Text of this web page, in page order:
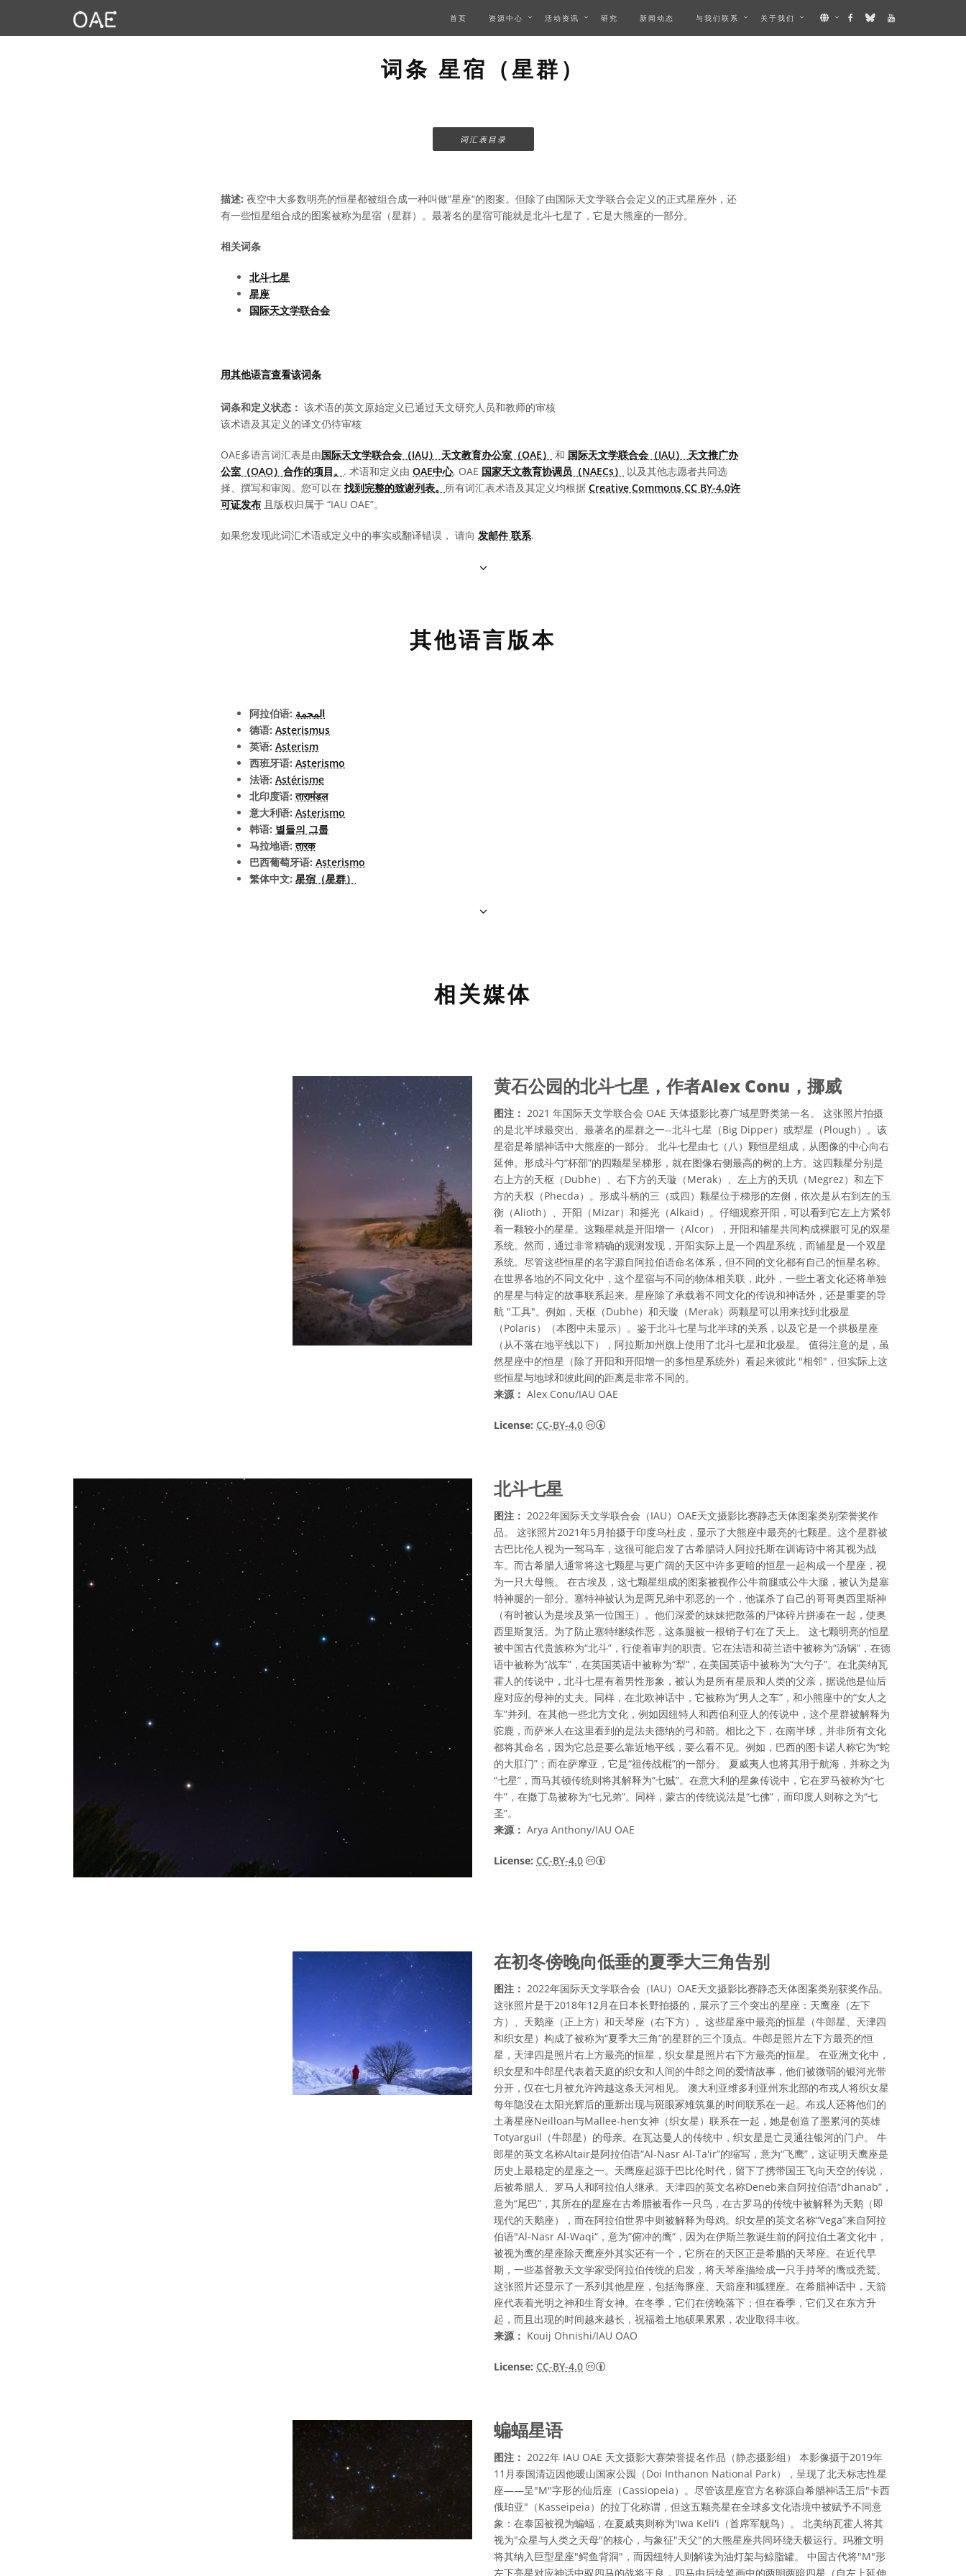
首页 资源中心 活动资讯 研究 新闻动态 与我们联系 关于我们
词条 星宿（星群）
词汇表目录
描述: 夜空中大多数明亮的恒星都被组合成一种叫做”星座“的图案。但除了由国际天文学联合会定义的正式星座外，还
有一些恒星组合成的图案被称为星宿（星群）。最著名的星宿可能就是北斗七星了，它是大熊座的一部分。
相关词条
北斗七星
星座
国际天文学联合会
用其他语言查看该词条
词条和定义状态： 该术语的英文原始定义已通过天文研究人员和教师的审核
该术语及其定义的译文仍待审核
OAE多语言词汇表是由国际天文学联合会（IAU） 天文教育办公室（OAE） 和 国际天文学联合会（IAU） 天文推广办
公室（OAO）合作的项目。 . 术语和定义由 OAE中心, OAE 国家天文教育协调员（NAECs）
以及其他志愿者共同选
择、撰写和审阅。您可以在 找到完整的致谢列表。 所有词汇表术语及其定义均根据 Creative Commons CC BY-4.0许
可证发布 且版权归属于 “IAU OAE”。
如果您发现此词汇术语或定义中的事实或翻译错误， 请向 发邮件 联系.
其他语言版本
阿拉伯语: المجمة
德语: Asterismus
英语: Asterism
西班牙语: Asterismo
法语: Astérisme
北印度语:तारामंडल
意大利语: Asterismo
韩语: 별들의 그룹
马拉地语:तारक
巴西葡萄牙语: Asterismo
繁体中文: 星宿（星群）
相关媒体
黄石公园的北斗七星，作者Alex Conu，挪威
图注： 2021 年国际天文学联合会 OAE 天体摄影比赛广域星野类第一名。 这张照片拍摄
的是北半球最突出、最著名的星群之一--北斗七星（Big Dipper）或犁星（Plough）。该
星宿是希腊神话中大熊座的一部分。 北斗七星由七（八）颗恒星组成，从图像的中心向右
延伸。形成斗勺“杯部”的四颗星呈梯形，就在图像右侧最高的树的上方。这四颗星分别是
右上方的天枢（Dubhe）、右下方的天璇（Merak）、左上方的天玑（Megrez）和左下
方的天权（Phecda）。形成斗柄的三（或四）颗星位于梯形的左侧，依次是从右到左的玉
衡（Alioth）、开阳（Mizar）和摇光（Alkaid）。仔细观察开阳，可以看到它左上方紧邻
着一颗较小的星星。这颗星就是开阳增一（Alcor），开阳和辅星共同构成裸眼可见的双星
系统。然而，通过非常精确的观测发现，开阳实际上是一个四星系统，而辅星是一个双星
系统。尽管这些恒星的名字源自阿拉伯语命名体系，但不同的文化都有自己的恒星名称。
在世界各地的不同文化中，这个星宿与不同的物体相关联，此外，一些土著文化还将单独
的星星与特定的故事联系起来。星座除了承载着不同文化的传说和神话外，还是重要的导
航 "工具"。例如，天枢（Dubhe）和天璇（Merak）两颗星可以用来找到北极星
（Polaris）（本图中未显示）。鉴于北斗七星与北半球的关系，以及它是一个拱极星座
（从不落在地平线以下），阿拉斯加州旗上使用了北斗七星和北极星。 值得注意的是，虽
然星座中的恒星（除了开阳和开阳增一的多恒星系统外）看起来彼此 "相邻"，但实际上这
些恒星与地球和彼此间的距离是非常不同的。
来源： Alex Conu/IAU OAE
License: CC-BY-4.0 知识共享许可协议 署名 4.0 国际 (CC BY 4.0) 图标
北斗七星
图注： 2022年国际天文学联合会（IAU）OAE天文摄影比赛静态天体图案类别荣誉奖作
品。 这张照片2021年5月拍摄于印度乌杜皮，显示了大熊座中最亮的七颗星。这个星群被
古巴比伦人视为一驾马车，这很可能启发了古希腊诗人阿拉托斯在训诲诗中将其视为战
车。而古希腊人通常将这七颗星与更广阔的天区中许多更暗的恒星一起构成一个星座，视
为一只大母熊。 在古埃及，这七颗星组成的图案被视作公牛前腿或公牛大腿，被认为是塞
特神腿的一部分。塞特神被认为是两兄弟中邪恶的一个，他谋杀了自己的哥哥奥西里斯神
（有时被认为是埃及第一位国王）。他们深爱的妹妹把散落的尸体碎片拼凑在一起，使奥
西里斯复活。为了防止塞特继续作恶，这条腿被一根销子钉在了天上。 这七颗明亮的恒星
被中国古代贵族称为“北斗”，行使着审判的职责。它在法语和荷兰语中被称为“汤锅”，在德
语中被称为“战车”，在英国英语中被称为“犁”，在美国英语中被称为“大勺子”。在北美纳瓦
霍人的传说中，北斗七星有着男性形象，被认为是所有星辰和人类的父亲，据说他是仙后
座对应的母神的丈夫。同样，在北欧神话中，它被称为“男人之车”，和小熊座中的“女人之
车”并列。在其他一些北方文化，例如因纽特人和西伯利亚人的传说中，这个星群被解释为
驼鹿，而萨米人在这里看到的是法夫德纳的弓和箭。相比之下，在南半球，并非所有文化
都将其命名，因为它总是要么靠近地平线，要么看不见。例如，巴西的图卡诺人称它为“蛇
的大肛门”；而在萨摩亚，它是“祖传战棍”的一部分。 夏威夷人也将其用于航海，并称之为
“七星”，而马其顿传统则将其解释为“七贼”。在意大利的星象传说中，它在罗马被称为“七
牛”，在撒丁岛被称为“七兄弟”。同样，蒙古的传统说法是“七佛”，而印度人则称之为“七
圣”。
来源： Arya Anthony/IAU OAE
License: CC-BY-4.0 知识共享许可协议 署名 4.0 国际 (CC BY 4.0) 图标
在初冬傍晚向低垂的夏季大三角告别
图注： 2022年国际天文学联合会（IAU）OAE天文摄影比赛静态天体图案类别获奖作品。
这张照片是于2018年12月在日本长野拍摄的，展示了三个突出的星座：天鹰座（左下
方）、天鹅座（正上方）和天琴座（右下方）。这些星座中最亮的恒星（牛郎星、天津四
和织女星）构成了被称为“夏季大三角”的星群的三个顶点。牛郎是照片左下方最亮的恒
星，天津四是照片右上方最亮的恒星，织女星是照片右下方最亮的恒星。 在亚洲文化中，
织女星和牛郎星代表着天庭的织女和人间的牛郎之间的爱情故事，他们被微弱的银河光带
分开，仅在七月被允许跨越这条天河相见。 澳大利亚维多利亚州东北部的布戎人将织女星
每年隐没在太阳光辉后的重新出现与斑眼冢雉筑巢的时间联系在一起。布戎人还将他们的
土著星座Neilloan与Mallee-hen女神（织女星）联系在一起，她是创造了墨累河的英雄
Totyarguil（牛郎星）的母亲。在瓦达曼人的传统中，织女星是亡灵通往银河的门户。 牛
郎星的英文名称Altair是阿拉伯语“Al-Nasr Al-Ta'ir”的缩写，意为“飞鹰”，这证明天鹰座是
历史上最稳定的星座之一。天鹰座起源于巴比伦时代，留下了携带国王飞向天空的传说，
后被希腊人、罗马人和阿拉伯人继承。天津四的英文名称Deneb来自阿拉伯语“dhanab”，
意为“尾巴”，其所在的星座在古希腊被看作一只鸟，在古罗马的传统中被解释为天鹅（即
现代的天鹅座），而在阿拉伯世界中则被解释为母鸡。织女星的英文名称“Vega”来自阿拉
伯语"Al-Nasr Al-Waqi“，意为”俯冲的鹰“，因为在伊斯兰教诞生前的阿拉伯土著文化中，
被视为鹰的星座除天鹰座外其实还有一个，它所在的天区正是希腊的天琴座。在近代早
期，一些基督教天文学家受阿拉伯传统的启发，将天琴座描绘成一只手持琴的鹰或秃鹫。
这张照片还显示了一系列其他星座，包括海豚座、天箭座和狐狸座。在希腊神话中，天箭
座代表着光明之神和生育女神。在冬季，它们在傍晚落下；但在春季，它们又在东方升
起，而且出现的时间越来越长，祝福着土地硕果累累，农业取得丰收。
来源： Kouij Ohnishi/IAU OAO
License: CC-BY-4.0 知识共享许可协议 署名 4.0 国际 (CC BY 4.0) 图标
蝙蝠星语
图注： 2022年 IAU OAE 天文摄影大赛荣誉提名作品（静态摄影组） 本影像摄于2019年
11月泰国清迈因他暖山国家公园（Doi Inthanon National Park），呈现了北天标志性星
座——呈"M"字形的仙后座（Cassiopeia）。尽管该星座官方名称源自希腊神话王后"卡西
俄珀亚"（Kasseipeia）的拉丁化称谓，但这五颗亮星在全球多文化语境中被赋予不同意
象：在泰国被视为蝙蝠，在夏威夷则称为'Iwa Keli'i（首席军舰鸟）。 北美纳瓦霍人将其
视为"众星与人类之天母"的核心，与象征"天父"的大熊星座共同环绕天极运行。玛雅文明
将其纳入巨型星座"鳄鱼背洞"，而因纽特人则解读为油灯架与鲸脂罐。 中国古代将"M"形
左下亮星对应神话中驭四马的战将王良，四马由后续笔画中的两明两暗四星（自左上延伸